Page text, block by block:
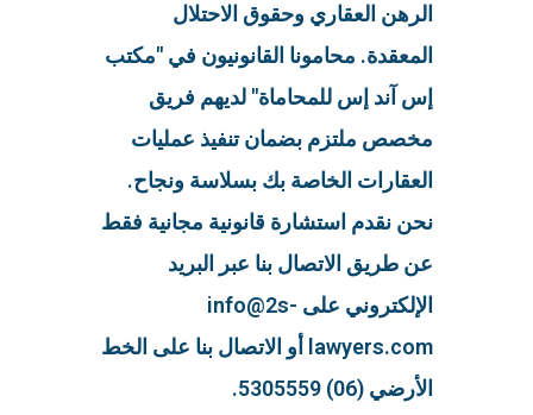
الرهن العقاري وحقوق الاحتلال
المعقدة. محامونا القانونيون في "مكتب
إس آند إس للمحاماة" لديهم فريق
مخصص ملتزم بضمان تنفيذ عمليات
العقارات الخاصة بك بسلاسة ونجاح.
نحن نقدم استشارة قانونية مجانية فقط
عن طريق الاتصال بنا عبر البريد
الإلكتروني على info@2s-
lawyers.com أو الاتصال بنا على الخط
الأرضي (06) 5305559.